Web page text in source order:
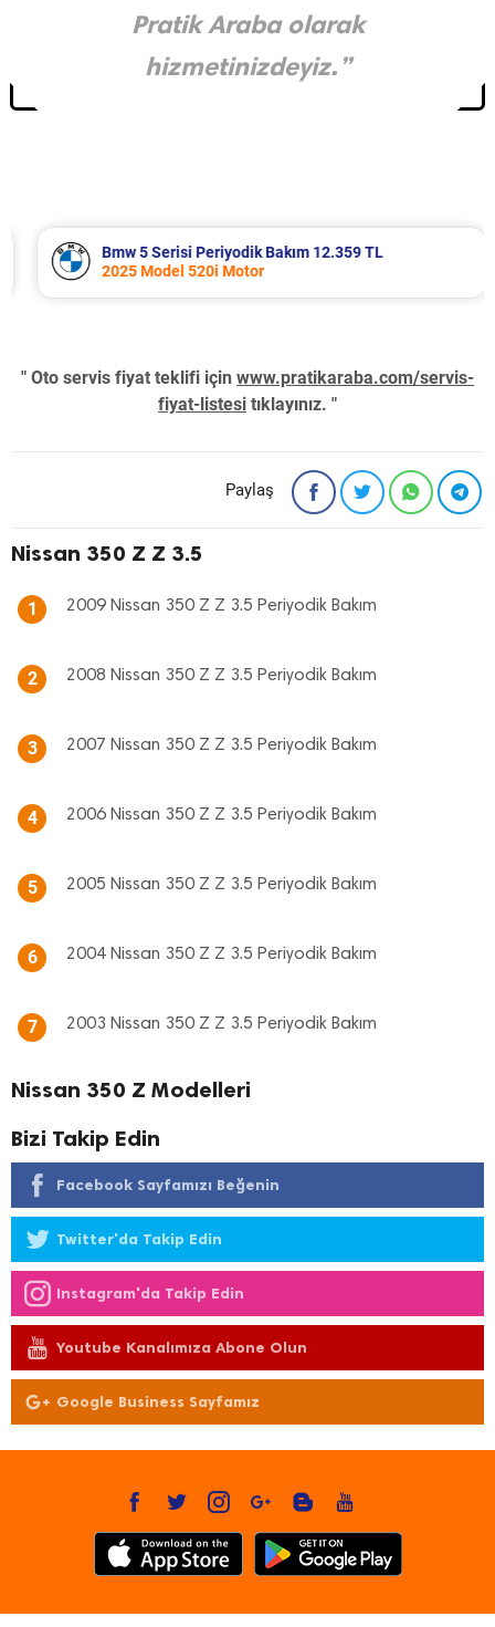
Pratik Araba olarak
hizmetinizdeyiz.”
Bmw 5 Serisi Periyodik Bakım 12.359 TL
2025 Model 520i Motor
" Oto servis fiyat teklifi için www.pratikaraba.com/servis-
fiyat-listesi tıklayınız. "
Paylaş
Nissan 350 Z Z 3.5
1 2009 Nissan 350 Z Z 3.5 Periyodik Bakım
2 2008 Nissan 350 Z Z 3.5 Periyodik Bakım
3 2007 Nissan 350 Z Z 3.5 Periyodik Bakım
4 2006 Nissan 350 Z Z 3.5 Periyodik Bakım
5 2005 Nissan 350 Z Z 3.5 Periyodik Bakım
6 2004 Nissan 350 Z Z 3.5 Periyodik Bakım
7 2003 Nissan 350 Z Z 3.5 Periyodik Bakım
Nissan 350 Z Modelleri
Bizi Takip Edin
Facebook Sayfamızı Beğenin
Twitter'da Takip Edin
Instagram'da Takip Edin
Youtube Kanalımıza Abone Olun
Google Business Sayfamız